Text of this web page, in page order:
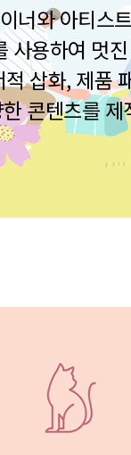
너와 아티스
사용하여 멋
삽화, 제품
콘텐츠를